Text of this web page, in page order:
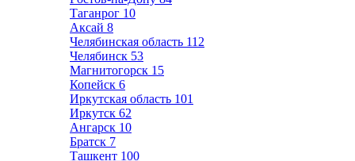
Таганрог 10
Аксай 8
Челябинская область 112
Челябинск 53
Магнитогорск 15
Копейск 6
Иркутская область 101
Иркутск 62
Ангарск 10
Братск 7
Ташкент 100